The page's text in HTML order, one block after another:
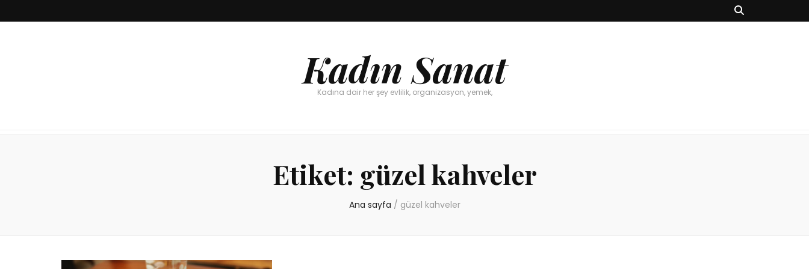
Kadın Sanat
Kadına dair her şey evlilik, organizasyon, yemek,
Etiket: güzel kahveler
Ana sayfa / güzel kahveler